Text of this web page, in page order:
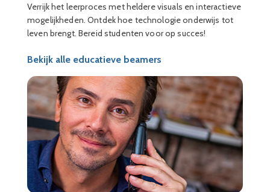
Verrijk het leerproces met heldere visuals en interactieve
mogelijkheden. Ontdek hoe technologie onderwijs tot
leven brengt. Bereid studenten voor op succes!
Bekijk alle educatieve beamers